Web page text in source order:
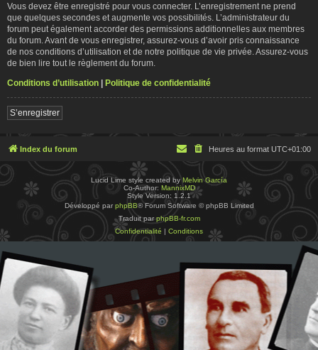
Vous devez être enregistré pour vous connecter. L’enregistrement ne prend
que quelques secondes et augmente vos possibilités. L’administrateur du
forum peut également accorder des permissions additionnelles aux membres
du forum. Avant de vous enregistrer, assurez-vous d’avoir pris connaissance
de nos conditions d’utilisation et de notre politique de vie privée. Assurez-vous
de bien lire tout le règlement du forum.
Conditions d’utilisation | Politique de confidentialité
S’enregistrer
Index du forum Heures au format UTC+01:00
Lucid Lime style created byMelvin García
Co-Author: MannixMD
Style Version: 1.2.1
Développé par phpBB® Forum Software © phpBB Limited
Traduit parphpBB-fr.com
Confidentialité | Conditions